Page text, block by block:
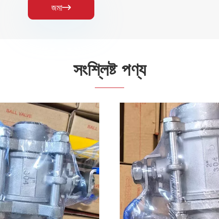
জমা
সংশ্লিষ্ট পণ্য